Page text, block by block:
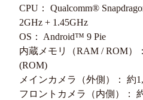
CPU： Qualcomm®
2GHz + 1.45GHz
OS： Android™ 9 Pie
内蔵メモリ（RAM / ROM）
(ROM)
メインカメラ（外側）： 約
フロントカメラ（内側）：